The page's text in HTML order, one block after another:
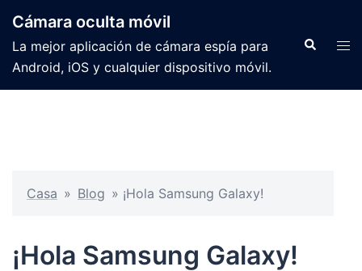
Cámara oculta móvil
La mejor aplicación de cámara espía para
Android, iOS y cualquier dispositivo móvil.
Casa » Blog » ¡Hola Samsung Galaxy!
¡Hola Samsung Galaxy!